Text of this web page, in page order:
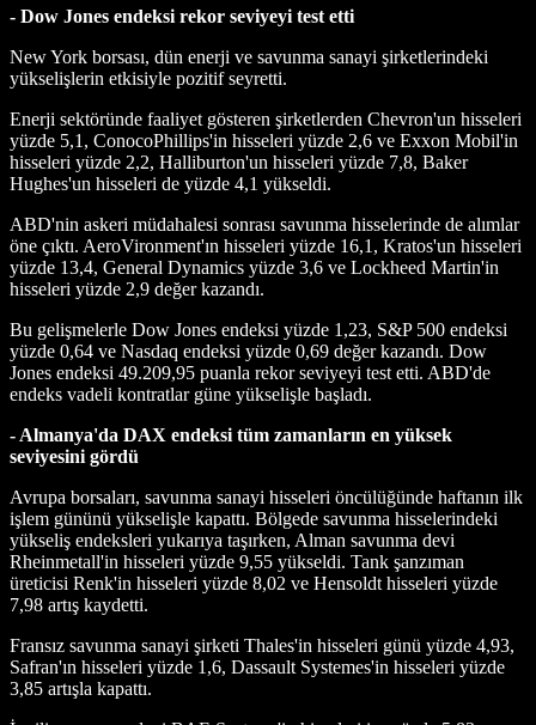
- Dow Jones endeksi rekor seviyeyi test etti
New York borsası, dün enerji ve savunma sanayi şirketlerindeki
yükselişlerin etkisiyle pozitif seyretti.
Enerji sektöründe faaliyet gösteren şirketlerden Chevron'un hisseleri
yüzde 5,1, ConocoPhillips'in hisseleri yüzde 2,6 ve Exxon Mobil'in
hisseleri yüzde 2,2, Halliburton'un hisseleri yüzde 7,8, Baker
Hughes'un hisseleri de yüzde 4,1 yükseldi.
ABD'nin askeri müdahalesi sonrası savunma hisselerinde de alımlar
öne çıktı. AeroVironment'ın hisseleri yüzde 16,1, Kratos'un hisseleri
yüzde 13,4, General Dynamics yüzde 3,6 ve Lockheed Martin'in
hisseleri yüzde 2,9 değer kazandı.
Bu gelişmelerle Dow Jones endeksi yüzde 1,23, S&P 500 endeksi
yüzde 0,64 ve Nasdaq endeksi yüzde 0,69 değer kazandı. Dow
Jones endeksi 49.209,95 puanla rekor seviyeyi test etti. ABD'de
endeks vadeli kontratlar güne yükselişle başladı.
- Almanya'da DAX endeksi tüm zamanların en yüksek
seviyesini gördü
Avrupa borsaları, savunma sanayi hisseleri öncülüğünde haftanın ilk
işlem gününü yükselişle kapattı. Bölgede savunma hisselerindeki
yükseliş endeksleri yukarıya taşırken, Alman savunma devi
Rheinmetall'in hisseleri yüzde 9,55 yükseldi. Tank şanzıman
üreticisi Renk'in hisseleri yüzde 8,02 ve Hensoldt hisseleri yüzde
7,98 artış kaydetti.
Fransız savunma sanayi şirketi Thales'in hisseleri günü yüzde 4,93,
Safran'ın hisseleri yüzde 1,6, Dassault Systemes'in hisseleri yüzde
3,85 artışla kapattı.